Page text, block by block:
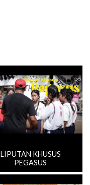
LIPUTAN KHUSUS
PEGASUS